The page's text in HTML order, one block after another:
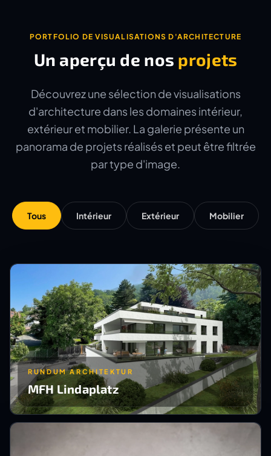
PORTFOLIO DE VISUALISATIONS D'ARCHITECTURE
Un aperçu de nos projets
Découvrez une sélection de visualisations
d'architecture dans les domaines intérieur,
extérieur et mobilier. La galerie présente un
panorama de projets réalisés et peut être filtrée
par type d'image.
Tous Intérieur Extérieur Mobilier
RUNDUM ARCHITEKTUR
MFH Lindaplatz